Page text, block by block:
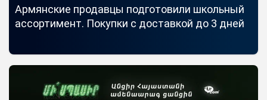
Армянские продавцы подготовили школьный
ассортимент. Покупки с доставкой до 3 дней